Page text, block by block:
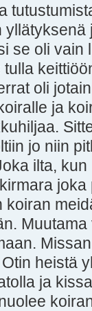
se oli vain
oli
ja
jo niin
ilta,
koiran
heistä
ja